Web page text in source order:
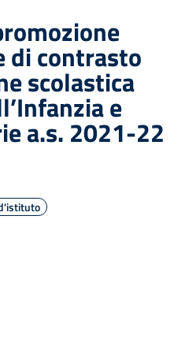
di contrasto
scolastica
e
a.s. 2021-22